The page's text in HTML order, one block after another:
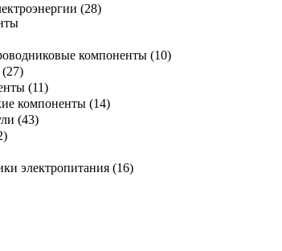
(28)
компоненты (10)
(27)
(11)
компоненты (14)
(43)
)
электропитания (16)